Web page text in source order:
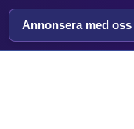
Annonsera med oss